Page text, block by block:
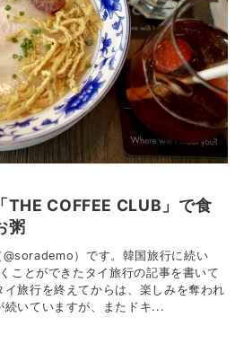
THE COFFEE CLUB」で食
粥
）です。韓国旅行に続い
ことができたタイ旅行の記事を書いて
旅行を終えてからは、楽しみを奪われ
続いていますが、またドキ...